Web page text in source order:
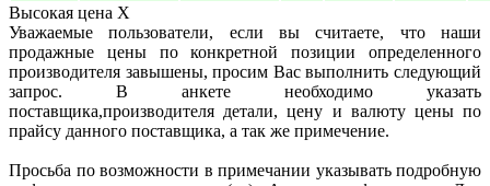
Высокая цена X
Уважаемые пользователи, если вы считаете, что наши
продажные цены по конкретной позиции определенного
производителя завышены, просим Вас выполнить следующий
запрос. В анкете необходимо указать
поставщика,производителя детали, цену и валюту цены по
прайсу данного поставщика, а так же примечение.
Просьба по возможности в примечании указывать подробную